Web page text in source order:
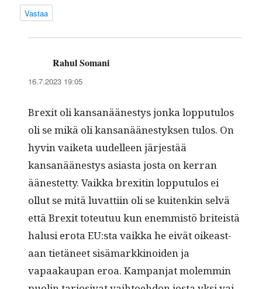
Vastaa
Rahul Somani
16.7.2023 19:05
Brex­it oli kansanäänestys jon­ka lop­putu­los
oli se mikä oli kansanäänestyk­sen tulos. On
hyvin vaike­ta uudelleen jär­jestää
kansanäänestys asi­as­ta jos­ta on ker­ran
äänestet­ty. Vaik­ka brex­itin lop­putu­los ei
ollut se mitä luvat­ti­in oli se kuitenkin selvä
että Brex­it toteu­tuu kun enem­mistö briteistä
halusi ero­ta EU:sta vaik­ka he eivät oikeas­t­
aan tietäneet sisä­markki­noiden ja
vapaakau­pan eroa. Kam­pan­jat molem­min